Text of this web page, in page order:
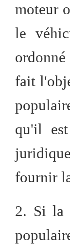
moteur
le
fait
qu'il
fournir
2. Si la